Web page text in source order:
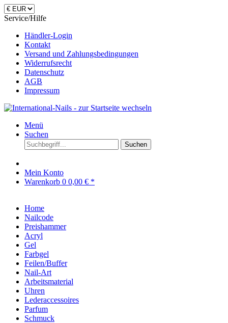
Service/Hilfe
Händler-Login
Kontakt
Versand und Zahlungsbedingungen
Widerrufsrecht
Datenschutz
AGB
Impressum
Menü
Suchen
Suchen
Mein Konto
Warenkorb 0 0,00 € *
Home
Nailcode
Preishammer
Acryl
Gel
Farbgel
Feilen/Buffer
Nail-Art
Arbeitsmaterial
Uhren
Lederaccessoires
Parfum
Schmuck